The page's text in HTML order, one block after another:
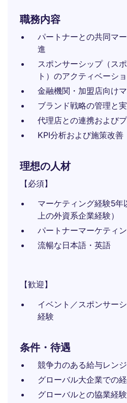
職務内容
パートナーとの共同マ
進
スポンサーシップ（ス
ト）のアクティベーシ
金融機関・加盟店向け
ブランド戦略の管理と
代理店との連携および
KPI分析および施策改善
理想の人材
【必須】
マーケティング経験5年
上の外資系企業経験）
パートナーマーケティ
流暢な日本語・英語
【歓迎】
イベント／スポンサー
経験
条件・待遇
競争力のある給与レンジ
グローバル大企業での
グローバルとの協業経験